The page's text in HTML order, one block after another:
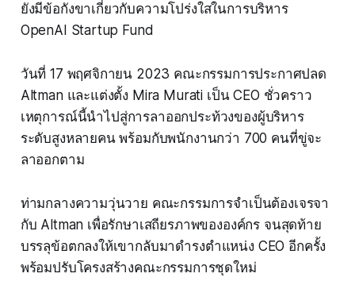
ยังมีข้อกังขาเกี่ยวกับความโปร่งใสในการบริหาร
OpenAI Startup Fund
วันที่ 17 พฤศจิกายน 2023 คณะกรรมการประกาศปลด
Altman และแต่งตั้ง Mira Murati เป็น CEO ชั่วคราว
เหตุการณ์นี้นำไปสู่การลาออกประท้วงของผู้บริหาร
ระดับสูงหลายคน พร้อมกับพนักงานกว่า 700 คนที่ขู่จะ
ลาออกตาม
ท่ามกลางความวุ่นวาย คณะกรรมการจำเป็นต้องเจรจา
กับ Altman เพื่อรักษาเสถียรภาพขององค์กร จนสุดท้าย
บรรลุข้อตกลงให้เขากลับมาดำรงตำแหน่ง CEO อีกครั้ง
พร้อมปรับโครงสร้างคณะกรรมการชุดใหม่